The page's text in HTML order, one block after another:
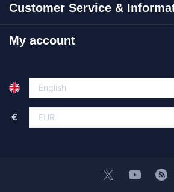
Customer Service &
My account
€